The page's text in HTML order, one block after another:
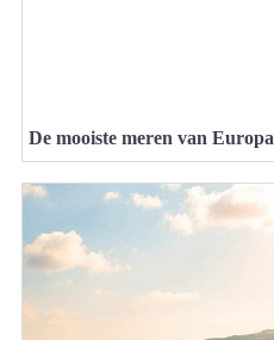
De mooiste meren van Europa